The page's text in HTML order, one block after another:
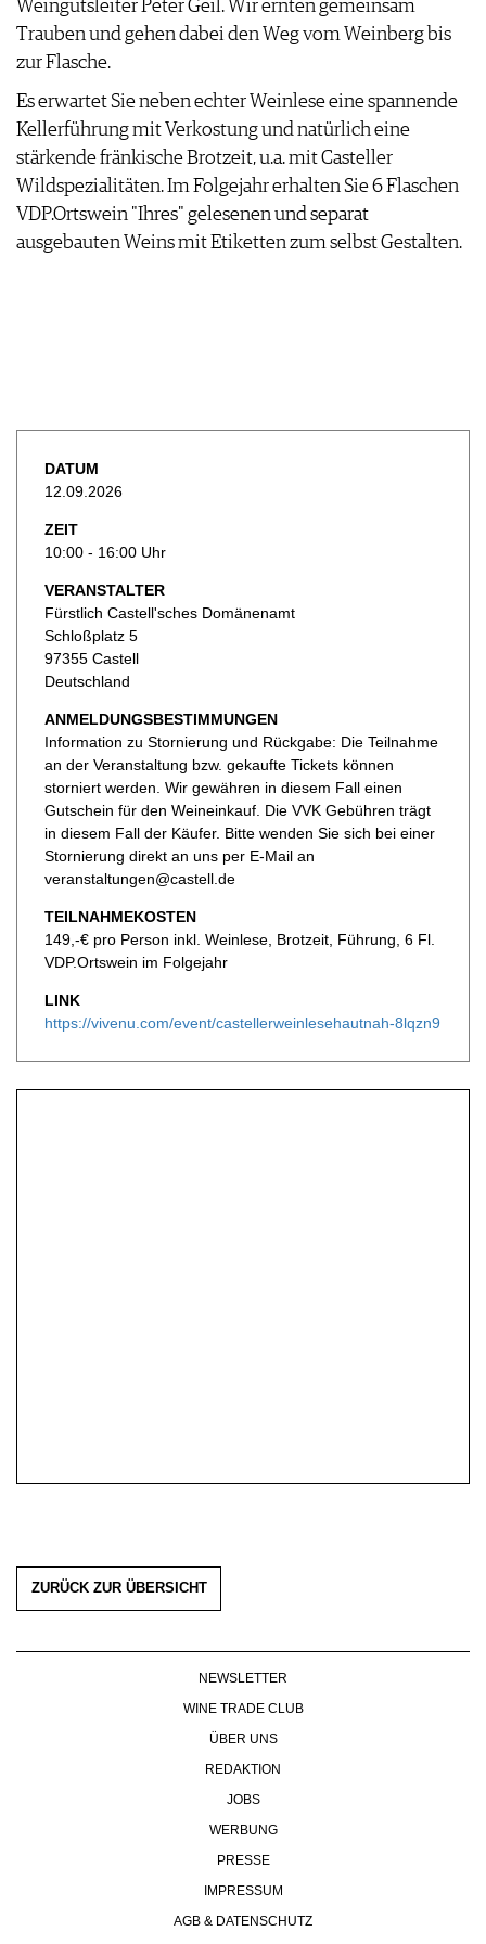
AUSGABE
VORTEILSWELT
BÜCHER
WEINSZENE
PORTRAITS
VINOPHILES
ARCHIV
ANMELDEN
VORTEILSWELT
NEWSLETTER
Weingutsleiter Peter Geil. Wir ernten gemeinsam
Trauben und gehen dabei den Weg vom Weinberg bis
zur Flasche.
Es erwartet Sie neben echter Weinlese eine spannende
Kellerführung mit Verkostung und natürlich eine
stärkende fränkische Brotzeit, u.a. mit Casteller
Wildspezialitäten. Im Folgejahr erhalten Sie 6 Flaschen
VDP.Ortswein "Ihres" gelesenen und separat
ausgebauten Weins mit Etiketten zum selbst Gestalten.
DATUM
12.09.2026
ZEIT
10:00 - 16:00 Uhr
VERANSTALTER
Fürstlich Castell'sches Domänenamt
Schloßplatz 5
97355 Castell
Deutschland
ANMELDUNGSBESTIMMUNGEN
Information zu Stornierung und Rückgabe: Die Teilnahme
an der Veranstaltung bzw. gekaufte Tickets können
storniert werden. Wir gewähren in diesem Fall einen
Gutschein für den Weineinkauf. Die VVK Gebühren trägt
in diesem Fall der Käufer. Bitte wenden Sie sich bei einer
Stornierung direkt an uns per E-Mail an
veranstaltungen@castell.de
TEILNAHMEKOSTEN
149,-€ pro Person inkl. Weinlese, Brotzeit, Führung, 6 Fl.
VDP.Ortswein im Folgejahr
LINK
https://vivenu.com/event/castellerweinlesehautnah-8lqzn9
ZURÜCK ZUR ÜBERSICHT
NEWSLETTER
WINE TRADE CLUB
ÜBER UNS
REDAKTION
JOBS
WERBUNG
PRESSE
IMPRESSUM
AGB & DATENSCHUTZ